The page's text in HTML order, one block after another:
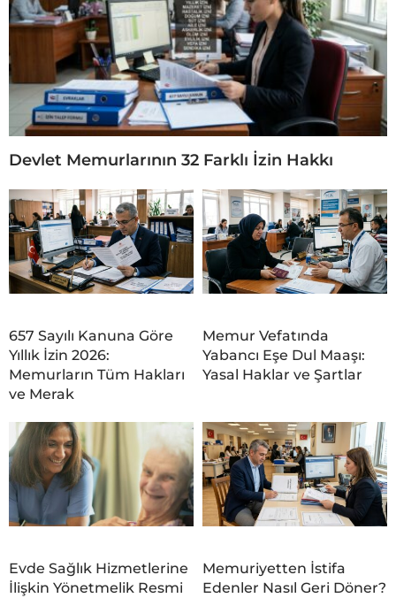
Devlet Memurlarının 32 Farklı İzin Hakkı
657 Sayılı Kanuna Göre
Yıllık İzin 2026:
Memurların Tüm Hakları
ve Merak
Memur Vefatında
Yabancı Eşe Dul Maaşı:
Yasal Haklar ve Şartlar
Evde Sağlık Hizmetlerine
İlişkin Yönetmelik Resmi
Memuriyetten İstifa
Edenler Nasıl Geri Döner?